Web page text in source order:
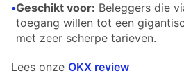
•Geschikt voor: Beleggers die
toegang willen tot een
met zeer scherpe tarieven.
Lees onze OKX review